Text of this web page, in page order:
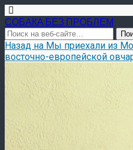
СОБАКА БЕЗ ПРОБЛЕМ
Назад на Мы приехали из
восточно-европейской